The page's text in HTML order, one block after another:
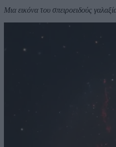
Μια εικόνα του σπειροειδούς